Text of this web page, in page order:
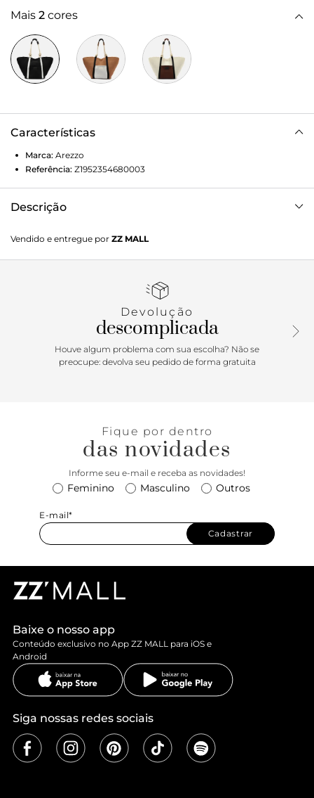
Mais 2 cores
Características
Marca: Arezzo
Referência: Z1952354680003
Descrição
detalhes em branco. O acessório tem formato V, amplo e
maleável. Traz alças de ombro em cordão cru com nós na
em imã, bolso externo frontal e traseiro e tag
contrastantes sobre as capas.
Vendido e entregue por ZZ MALL
Devolução
descomplicada
Houve algum problema com sua escolha? Não se
preocupe: devolva seu pedido de forma gratuita
Fique por dentro
das novidades
Informe seu e-mail e receba as novidades!
Feminino Masculino Outros
E-mail*
Cadastrar
Baixe o nosso app
Conteúdo exclusivo no App ZZ MALL para iOS e
Android
Siga nossas redes sociais